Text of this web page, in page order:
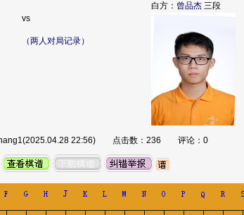
白方： 曾品杰 三段
vs
（两人对局记录）
22:56) 点击数：236 评论：0